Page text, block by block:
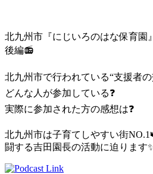
北九州市『にじいろのはな保育園
後編📻
北九州市で行われている“支援者
どんな人が参加している❓
実際に参加された方の感想は❓
北九州市は子育てしやすい街NO.1
闘する吉田園長の活動に迫ります